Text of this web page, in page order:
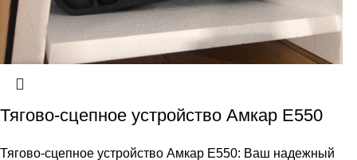
Тягово-сцепное устройство Амкар E550
Тягово-сцепное устройство Амкар E550: Ваш надежный